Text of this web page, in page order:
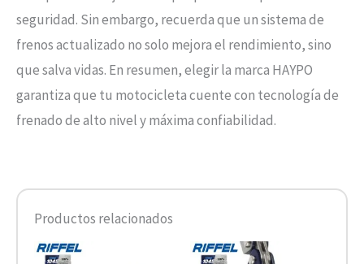
seguridad. Sin embargo, recuerda que un sistema de
frenos actualizado no solo mejora el rendimiento, sino
que salva vidas. En resumen, elegir la marca HAYPO
garantiza que tu motocicleta cuente con tecnología de
frenado de alto nivel y máxima confiabilidad.
Productos relacionados